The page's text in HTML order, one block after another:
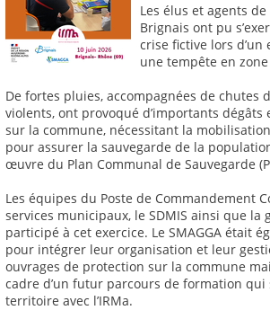
Les élus et agents
Brignais ont pu
crise fictive lors
une tempête en
De fortes pluies, accompagnées de chutes
violents, ont provoqué d’importants dégâts
sur la commune, nécessitant la
pour assurer la sauvegarde de la
œuvre du Plan Communal de Sauvegarde
Les équipes du Poste de Commandement
services municipaux, le SDMIS ainsi que la
participé à cet exercice. Le SMAGGA était
pour intégrer leur organisation et leur
ouvrages de protection sur la commune
cadre d’un futur parcours de formation qui
territoire avec l’IRMa.